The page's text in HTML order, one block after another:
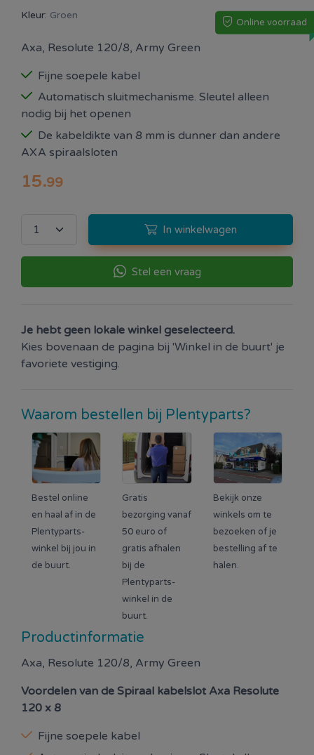
Kleur: Groen
Online voorraad
Axa, Resolute 120/8, Army Green
Fijne soepele kabel
Automatisch sluitmechanisme. Sleutel alleen
nodig bij het openen
De kabeldikte van 8 mm is dunner dan andere
AXA spiraalsloten
15.99
In winkelwagen
Stel een vraag
Je hebt geen lokale winkel geselecteerd.
Kies bovenaan de pagina bij 'Winkel in de buurt' je
favoriete vestiging.
Waarom bestellen bij Plentyparts?
Bestel online
en haal af in de
Plentyparts-
winkel bij jou in
de buurt.
Gratis
bezorging vanaf
50 euro of
gratis afhalen
bij de
Plentyparts-
winkel in de
buurt.
Bekijk onze
winkels om te
bezoeken of je
bestelling af te
halen.
Productinformatie
Axa, Resolute 120/8, Army Green
Voordelen van de Spiraal kabelslot Axa Resolute
120 x 8
Fijne soepele kabel